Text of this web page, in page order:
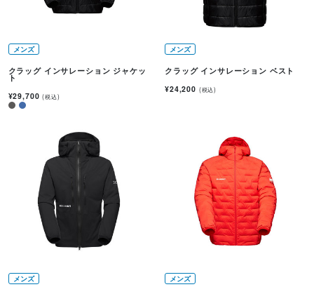
メンズ
クラッグ インサレーション ジャケッ
ト
¥29,700(税込)
メンズ
クラッグ インサレーション ベスト
¥24,200 (税込)
メンズ メンズ